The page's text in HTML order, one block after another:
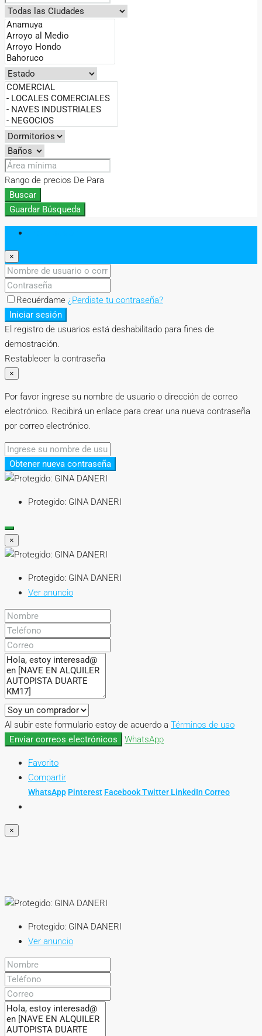
Rango de precios De Para
Buscar
Guardar Búsqueda
×
Recuérdame ¿Perdiste tu contraseña?
Iniciar sesión
El registro de usuarios está deshabilitado para fines de
demostración.
Restablecer la contraseña
×
Por favor ingrese su nombre de usuario o dirección de correo
electrónico. Recibirá un enlace para crear una nueva contraseña
por correo electrónico.
Obtener nueva contraseña
Protegido: GINA DANERI
×
Protegido: GINA DANERI
Ver anuncio
Al subir este formulario estoy de acuerdo a Términos de uso
Enviar correos electrónicos
WhatsApp
Favorito
Compartir
WhatsApp Pinterest FacebookTwitter LinkedIn Correo
×
Protegido: GINA DANERI
Ver anuncio